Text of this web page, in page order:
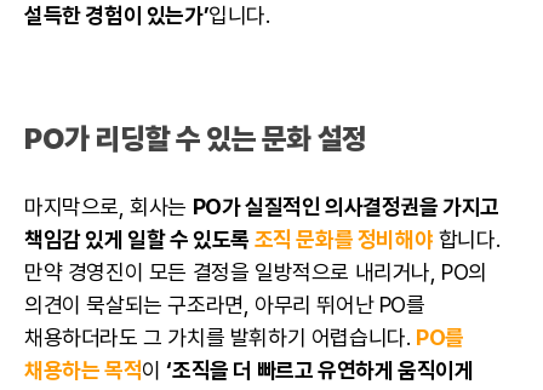
설득한 경험이 있는가’입니다.
PO가 리딩할 수 있는 문화 설정
마지막으로, 회사는 PO가 실질적인 의사결정권을 가지고
책임감 있게 일할 수 있도록 조직 문화를 정비해야 합니다.
만약 경영진이 모든 결정을 일방적으로 내리거나, PO의
의견이 묵살되는 구조라면, 아무리 뛰어난 PO를
채용하더라도 그 가치를 발휘하기 어렵습니다. PO를
채용하는 목적이‘조직을 더 빠르고 유연하게 움직이게